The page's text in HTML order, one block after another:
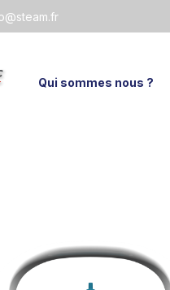
Qui sommes nous ?